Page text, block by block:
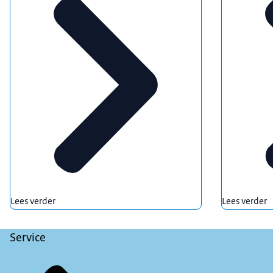
De tekst “Welke ruimtelijke regelingen zijn er?” komt
VOICE-OVER
Welke ruimtelijke regelingen zijn er?
De man zit aan een bureau achter een computer en tikt
VOICE-OVER
Wil je iets nieuws bouwen? Check de ruimtelijke
BEELD
Zijn er in mijn provincie of gemeente subsidies of
Lees verder Lees verder
Service